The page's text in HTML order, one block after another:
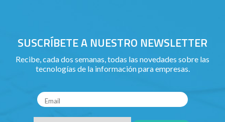
SUSCRÍBETE A NUESTRO NEWSLETTER
Recibe, cada dos semanas, todas las novedades sobre las
tecnologías de la información para empresas.